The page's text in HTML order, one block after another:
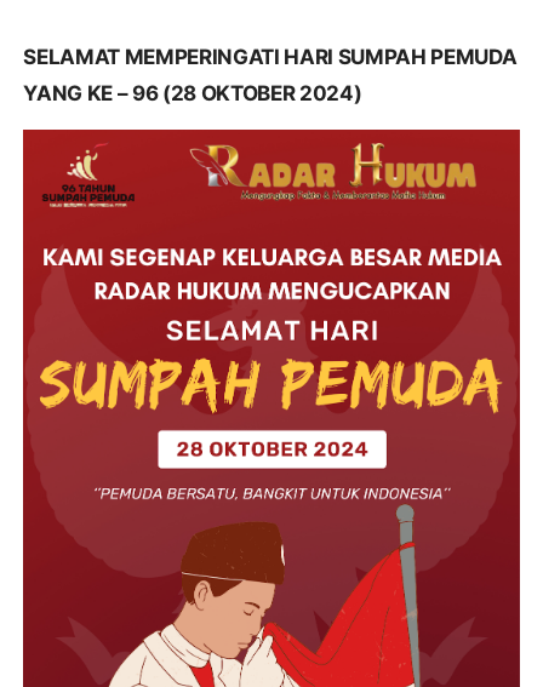
SELAMAT MEMPERINGATI HARI SUMPAH PEMUDA
YANG KE – 96 (28 OKTOBER 2024)